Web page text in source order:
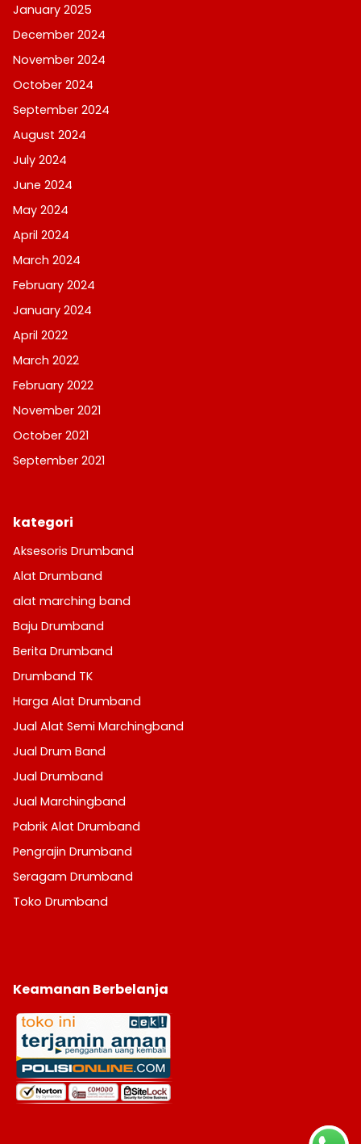
January 2025
December 2024
November 2024
October 2024
September 2024
August 2024
July 2024
June 2024
May 2024
April 2024
March 2024
February 2024
January 2024
April 2022
March 2022
February 2022
November 2021
October 2021
September 2021
kategori
Aksesoris Drumband
Alat Drumband
alat marching band
Baju Drumband
Berita Drumband
Drumband TK
Harga Alat Drumband
Jual Alat Semi Marchingband
Jual Drum Band
Jual Drumband
Jual Marchingband
Pabrik Alat Drumband
Pengrajin Drumband
Seragam Drumband
Toko Drumband
Keamanan Berbelanja